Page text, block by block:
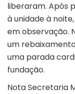
liberaram. Após
à unidade à
em observação.
um
uma parada
fundação.
Nota Secretaria